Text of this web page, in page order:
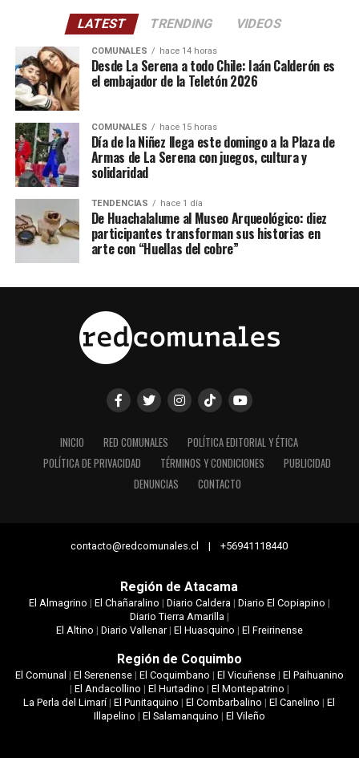
LATEST TRENDING VIDEOS
COMUNALES hace 14 horas
Desde La Serena a todo Chile: Iaán Calderón es
el embajador de la Teletón 2026
COMUNALES hace 15 horas
Día de la Niñez llega este domingo a la Plaza de
Armas de La Serena con juegos, cultura y
solidaridad
TENDENCIAS hace 1 día
De Huachalalume al Museo Arqueológico: diez
participantes transforman sus historias en
arte con “Huellas del cobre”
INICIO RED COMUNALES
POLÍTICA EDITORIAL Y ÉTICA
POLÍTICA DE PRIVACIDAD
TÉRMINOS Y CONDICIONES
PUBLICIDAD
DENUNCIAS
CONTACTO
contacto@redcomunales.cl | +56941118440
Región de Atacama
El Almagrino | El Chañaralino | Diario Caldera| Diario El Copiapino |
Diario Tierra Amarilla|
El Altino | Diario Vallenar| El Huasquino | El Freirinense
Región de Coquimbo
El Comunal | El Serenense| El Coquimbano | El Vicuñense| El Paihuanino
| El Andacollino | El Hurtadino | El Montepatrino |
La Perla del Limarí|El Punitaquino |El Combarbalino |El Canelino |El
Illapelino | El Salamanquino | El Vileño